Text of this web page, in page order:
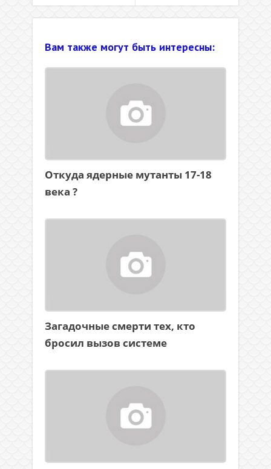
Вам также могут быть интересны:
Откуда ядерные мутанты 17-18
века ?
Загадочные смерти тех, кто
бросил вызов системе